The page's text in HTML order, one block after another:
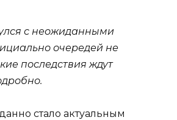
с неожиданными
очередей не
последствия ждут
стало актуальным